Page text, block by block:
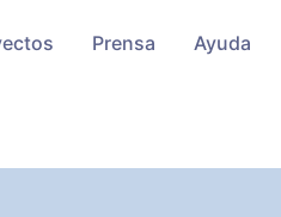
Prensa Ayuda